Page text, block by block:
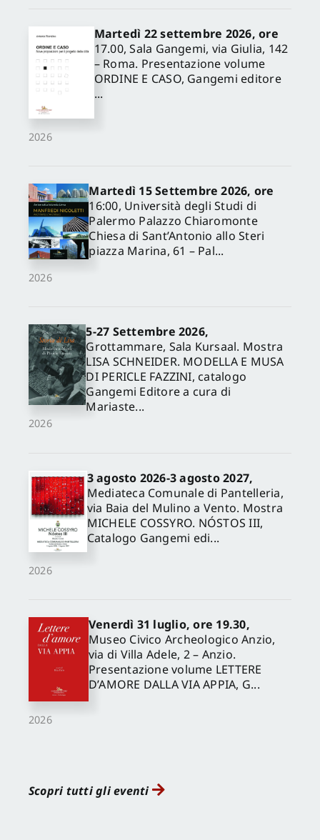
2026
Martedì 22 settembre 2026, ore
17.00, Sala Gangemi, via Giulia, 142
– Roma. Presentazione volume
ORDINE E CASO, Gangemi editore
...
2026
Martedì 15 Settembre 2026, ore
16:00, Università degli Studi di
Palermo Palazzo Chiaromonte
Chiesa di Sant’Antonio allo Steri
piazza Marina, 61 – Pal...
2026
5-27 Settembre 2026,
Grottammare, Sala Kursaal. Mostra
LISA SCHNEIDER. MODELLA E MUSA
DI PERICLE FAZZINI, catalogo
Gangemi Editore a cura di
Mariaste...
2026
3 agosto 2026-3 agosto 2027,
Mediateca Comunale di Pantelleria,
via Baia del Mulino a Vento. Mostra
MICHELE COSSYRO. NÓSTOS III,
Catalogo Gangemi edi...
2026
Venerdì 31 luglio, ore 19.30,
Museo Civico Archeologico Anzio,
via di Villa Adele, 2 – Anzio.
Presentazione volume LETTERE
D’AMORE DALLA VIA APPIA, G...
Scopri tutti gli eventi